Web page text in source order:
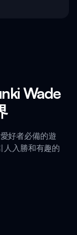
Wade
好者必備的遊
人入勝和有趣的